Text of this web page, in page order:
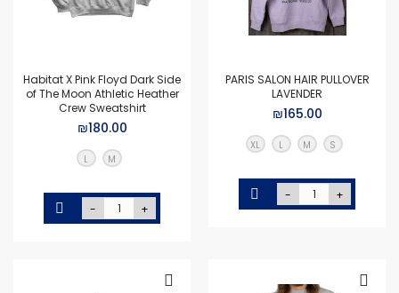
PARIS SALON HAIR PULLOVER
LAVENDER
₪165.00
S
M
L
XL
- +
Habitat X Pink Floyd Dark Side
of The Moon Athletic Heather
Crew Sweatshirt
₪180.00
M
L
- +